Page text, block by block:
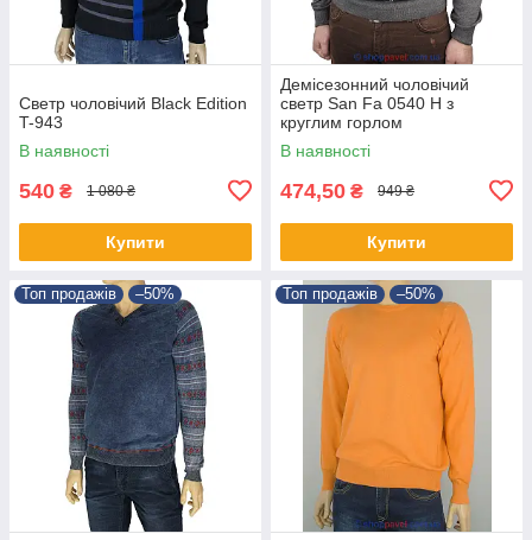
Светр чоловічий Black Edition
T-943
В наявності
540 ₴ 1 080 ₴
Купити
Демісезонний чоловічий
светр San Fa 0540 Н з
круглим горлом
В наявності
474,50 ₴ 949 ₴
Купити
Топ продажів –50% Топ продажів –50%